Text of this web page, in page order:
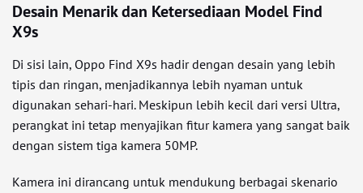
Desain Menarik dan Ketersediaan Model Find
X9s
Di sisi lain, Oppo Find X9s hadir dengan desain yang lebih
tipis dan ringan, menjadikannya lebih nyaman untuk
digunakan sehari-hari. Meskipun lebih kecil dari versi Ultra,
perangkat ini tetap menyajikan fitur kamera yang sangat baik
dengan sistem tiga kamera 50MP.
Kamera ini dirancang untuk mendukung berbagai skenario